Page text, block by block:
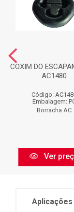
COXIM DO
AC1480
Código:
Embalagem:
Borracha AC
Ver
Aplicações